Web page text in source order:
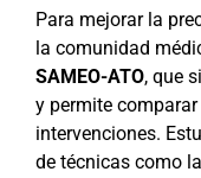
Para mejorar la
la comunidad
SAMEO-ATO, que
y permite
intervenciones.
de técnicas como la